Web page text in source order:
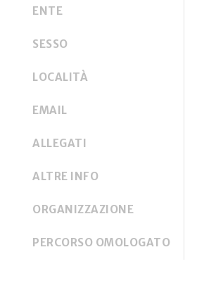
ENTE
SESSO
LOCALITÀ
EMAIL
ALLEGATI
ALTRE INFO
ORGANIZZAZIONE
PERCORSO OMOLOGATO